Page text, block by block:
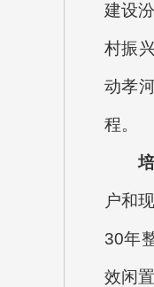
建设
村振
动孝
程。
户和
30年
效闲